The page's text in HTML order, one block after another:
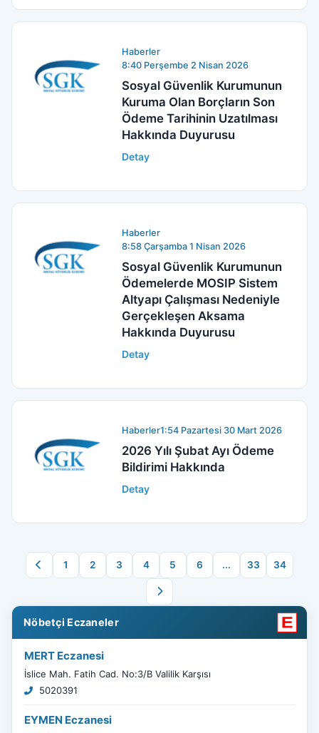
Haberler
8:40 Perşembe 2 Nisan 2026
Sosyal Güvenlik Kurumunun
Kuruma Olan Borçların Son
Ödeme Tarihinin Uzatılması
Hakkında Duyurusu
Detay
Haberler
8:58 Çarşamba 1 Nisan 2026
Sosyal Güvenlik Kurumunun
Ödemelerde MOSIP Sistem
Altyapı Çalışması Nedeniyle
Gerçekleşen Aksama
Hakkında Duyurusu
Detay
Haberler1:54 Pazartesi 30 Mart 2026
2026 Yılı Şubat Ayı Ödeme
Bildirimi Hakkında
Detay
1 2 3 4 5 6 ... 33 34
Nöbetçi Eczaneler
MERT Eczanesi
İslice Mah. Fatih Cad. No:3/B Valilik Karşısı
5020391
EYMEN Eczanesi